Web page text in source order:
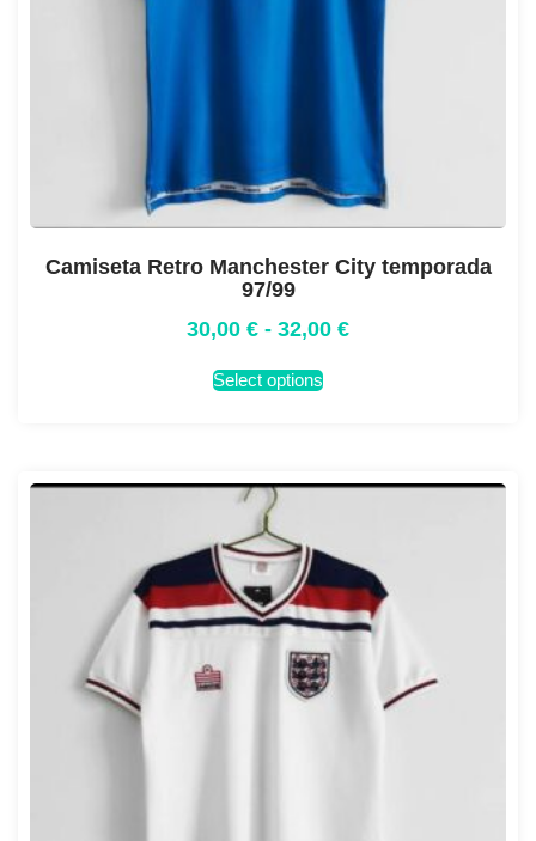
Camiseta Retro Manchester City temporada
97/99
30,00 € - 32,00 €
Select options